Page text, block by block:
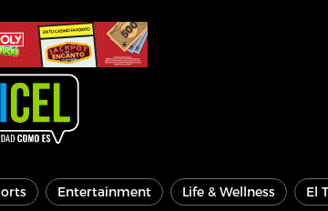
Entertainment Life & Wellness El